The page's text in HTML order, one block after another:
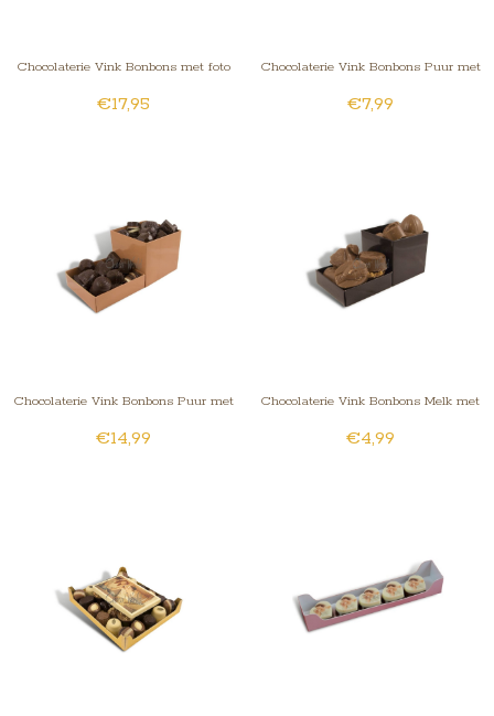
Chocolaterie Vink Bonbons met foto
€17,95
Chocolaterie Vink Bonbons Puur met
Slagroomvulling Middel
€7,99
Chocolaterie Vink Bonbons Puur met
Slagroomvulling Groot
€14,99
Chocolaterie Vink Bonbons Melk met
Slagroomvulling Klein
€4,99